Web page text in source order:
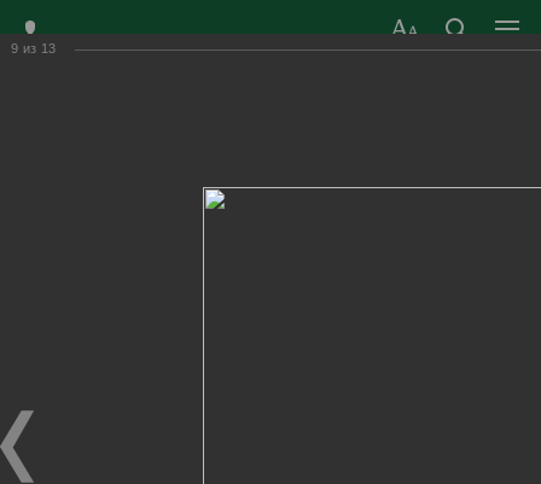
ВЛАДИМИРСКОЙ
САМОУПРАВЛЕНИЯ
Главная
День памяти И.С. Косьминова
9 из 13